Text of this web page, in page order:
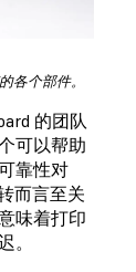
各个部件。
的团队
可以帮助
靠性对
而言至关
味着打印
。